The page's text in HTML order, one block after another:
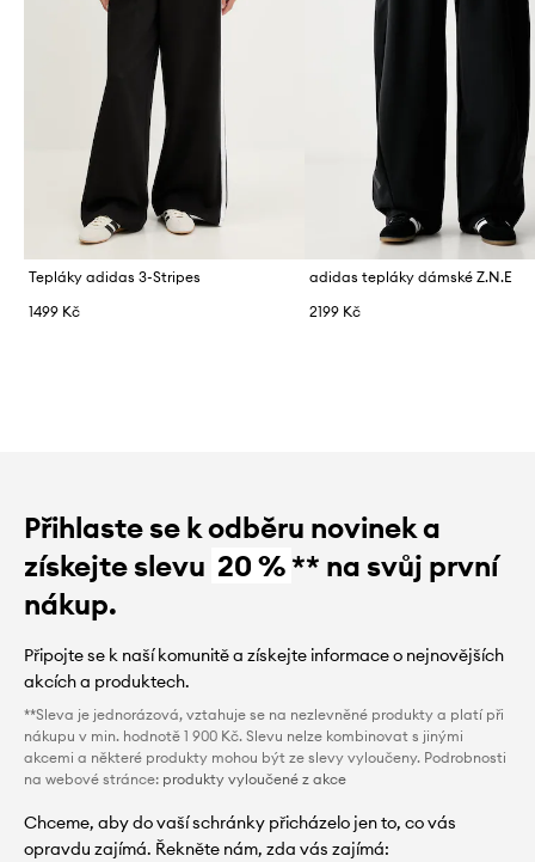
Tepláky adidas 3-Stripes
1499 Kč
adidas tepláky dámské Z.N.E
2199 Kč
Přihlaste se k odběru novinek a
získejte slevu 20 %** na svůj první
nákup.
Připojte se k naší komunitě a získejte informace o nejnovějších
akcích a produktech.
**Sleva je jednorázová, vztahuje se na nezlevněné produkty a platí při
nákupu v min. hodnotě 1 900 Kč. Slevu nelze kombinovat s jinými
akcemi a některé produkty mohou být ze slevy vyloučeny. Podrobnosti
na webové stránce: produkty vyloučené z akce
Chceme, aby do vaší schránky přicházelo jen to, co vás
opravdu zajímá. Řekněte nám, zda vás zajímá: